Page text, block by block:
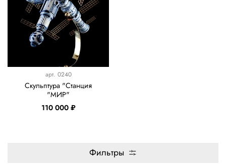
арт. 0240
Скульптура "Станция
"МИР"
110 000 ₽
Фильтры